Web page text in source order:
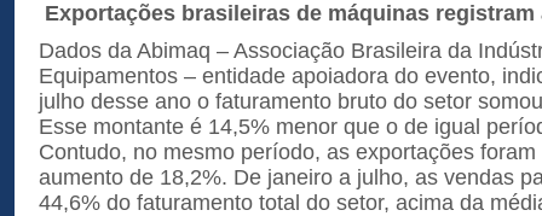
Exportações brasileiras de máquinas registram
Dados da Abimaq – Associação Brasileira da
Equipamentos – entidade apoiadora do evento,
julho desse ano o faturamento bruto do setor
Esse montante é 14,5% menor que o de igual
Contudo, no mesmo período, as exportações
aumento de 18,2%. De janeiro a julho, as vendas
44,6% do faturamento total do setor, acima da